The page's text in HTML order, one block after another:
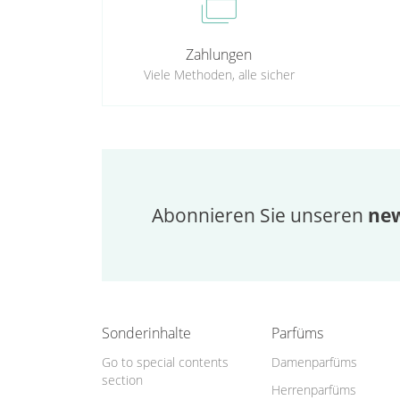
Zahlungen
Viele Methoden, alle sicher
Abonnieren Sie unseren
Sonderinhalte
Go to special contents
section
Parfüms
Damenparfüms
Herrenparfüms